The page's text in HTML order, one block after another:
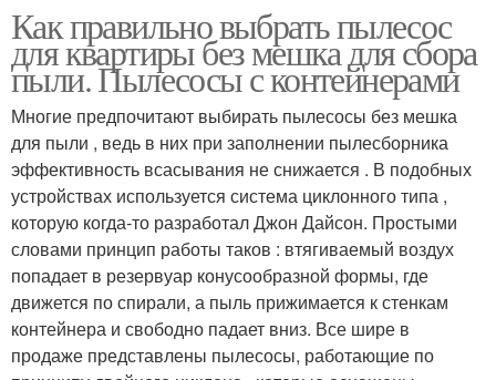
Как правильно выбрать пылесос
для квартиры без мешка для сбора
пыли. Пылесосы с контейнерами
Многие предпочитают выбирать пылесосы без мешка
для пыли , ведь в них при заполнении пылесборника
эффективность всасывания не снижается . В подобных
устройствах используется система циклонного типа ,
которую когда-то разработал Джон Дайсон. Простыми
словами принцип работы таков : втягиваемый воздух
попадает в резервуар конусообразной формы, где
движется по спирали, а пыль прижимается к стенкам
контейнера и свободно падает вниз. Все шире в
продаже представлены пылесосы, работающие по